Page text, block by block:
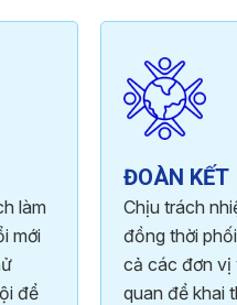
làm
mới
để
ĐOÀN KẾT
Chịu trách
đồng thời
cả các đơn vị
quan để khai